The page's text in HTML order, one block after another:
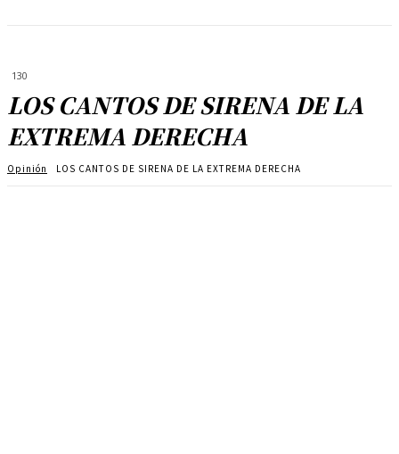
130
LOS CANTOS DE SIRENA DE LA
EXTREMA DERECHA
Opinión LOS CANTOS DE SIRENA DE LA EXTREMA DERECHA